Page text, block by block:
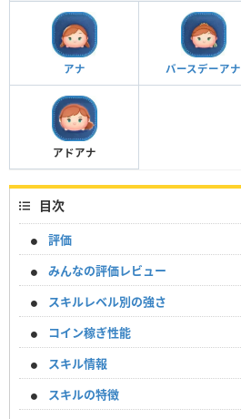
アナ バースデーアナ
アドアナ
目次
評価
みんなの評価レビュー
スキルレベル別の強さ
コイン稼ぎ性能
スキル情報
スキルの特徴